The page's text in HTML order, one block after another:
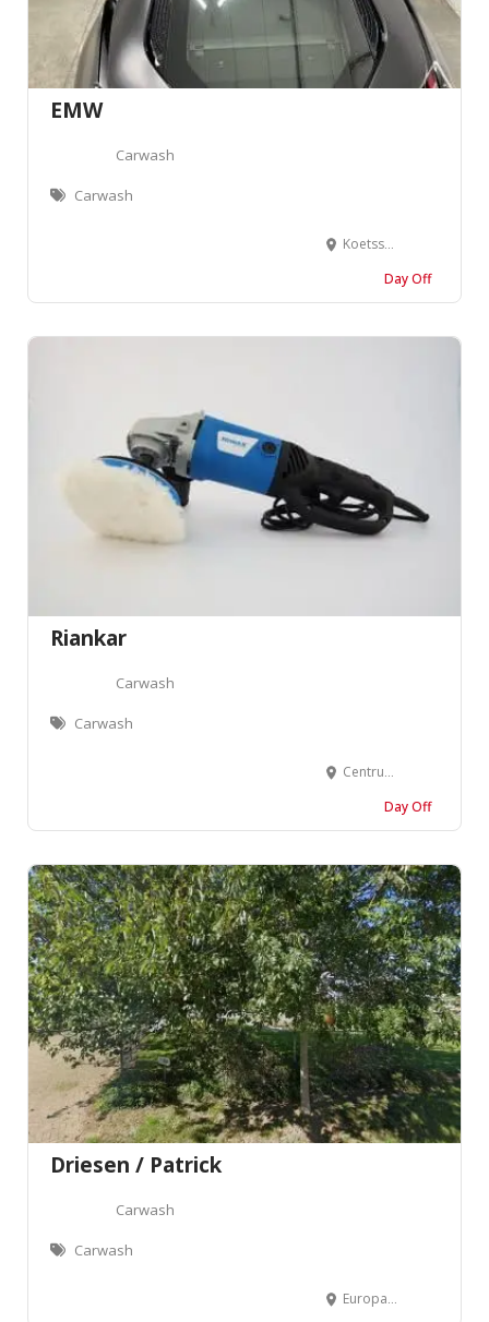
EMW
Carwash
Carwash
Koetsstraat 16/3, 3530 Houthalen-Helchteren
Day Off
Riankar
Carwash
Carwash
Centrum-Zuid 3078, 3530 Houthalen-Helchteren
Day Off
Driesen / Patrick
Carwash
Carwash
Europarklaan 1031, 3530 Houthalen-Helchteren